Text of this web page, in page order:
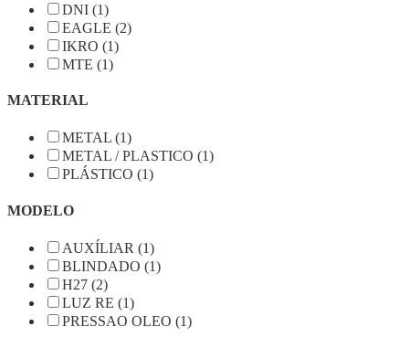
DNI (1)
EAGLE (2)
IKRO (1)
MTE (1)
MATERIAL
METAL (1)
METAL / PLASTICO (1)
PLÁSTICO (1)
MODELO
AUXÍLIAR (1)
BLINDADO (1)
H27 (2)
LUZ RE (1)
PRESSAO OLEO (1)